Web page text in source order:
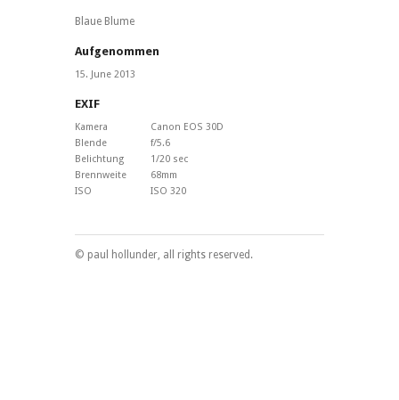
Blaue Blume
Aufgenommen
15. June 2013
EXIF
Kamera
Canon EOS 30D
Blende
f/5.6
Belichtung
1/20 sec
Brennweite
68mm
ISO
ISO 320
© paul hollunder, all rights reserved.